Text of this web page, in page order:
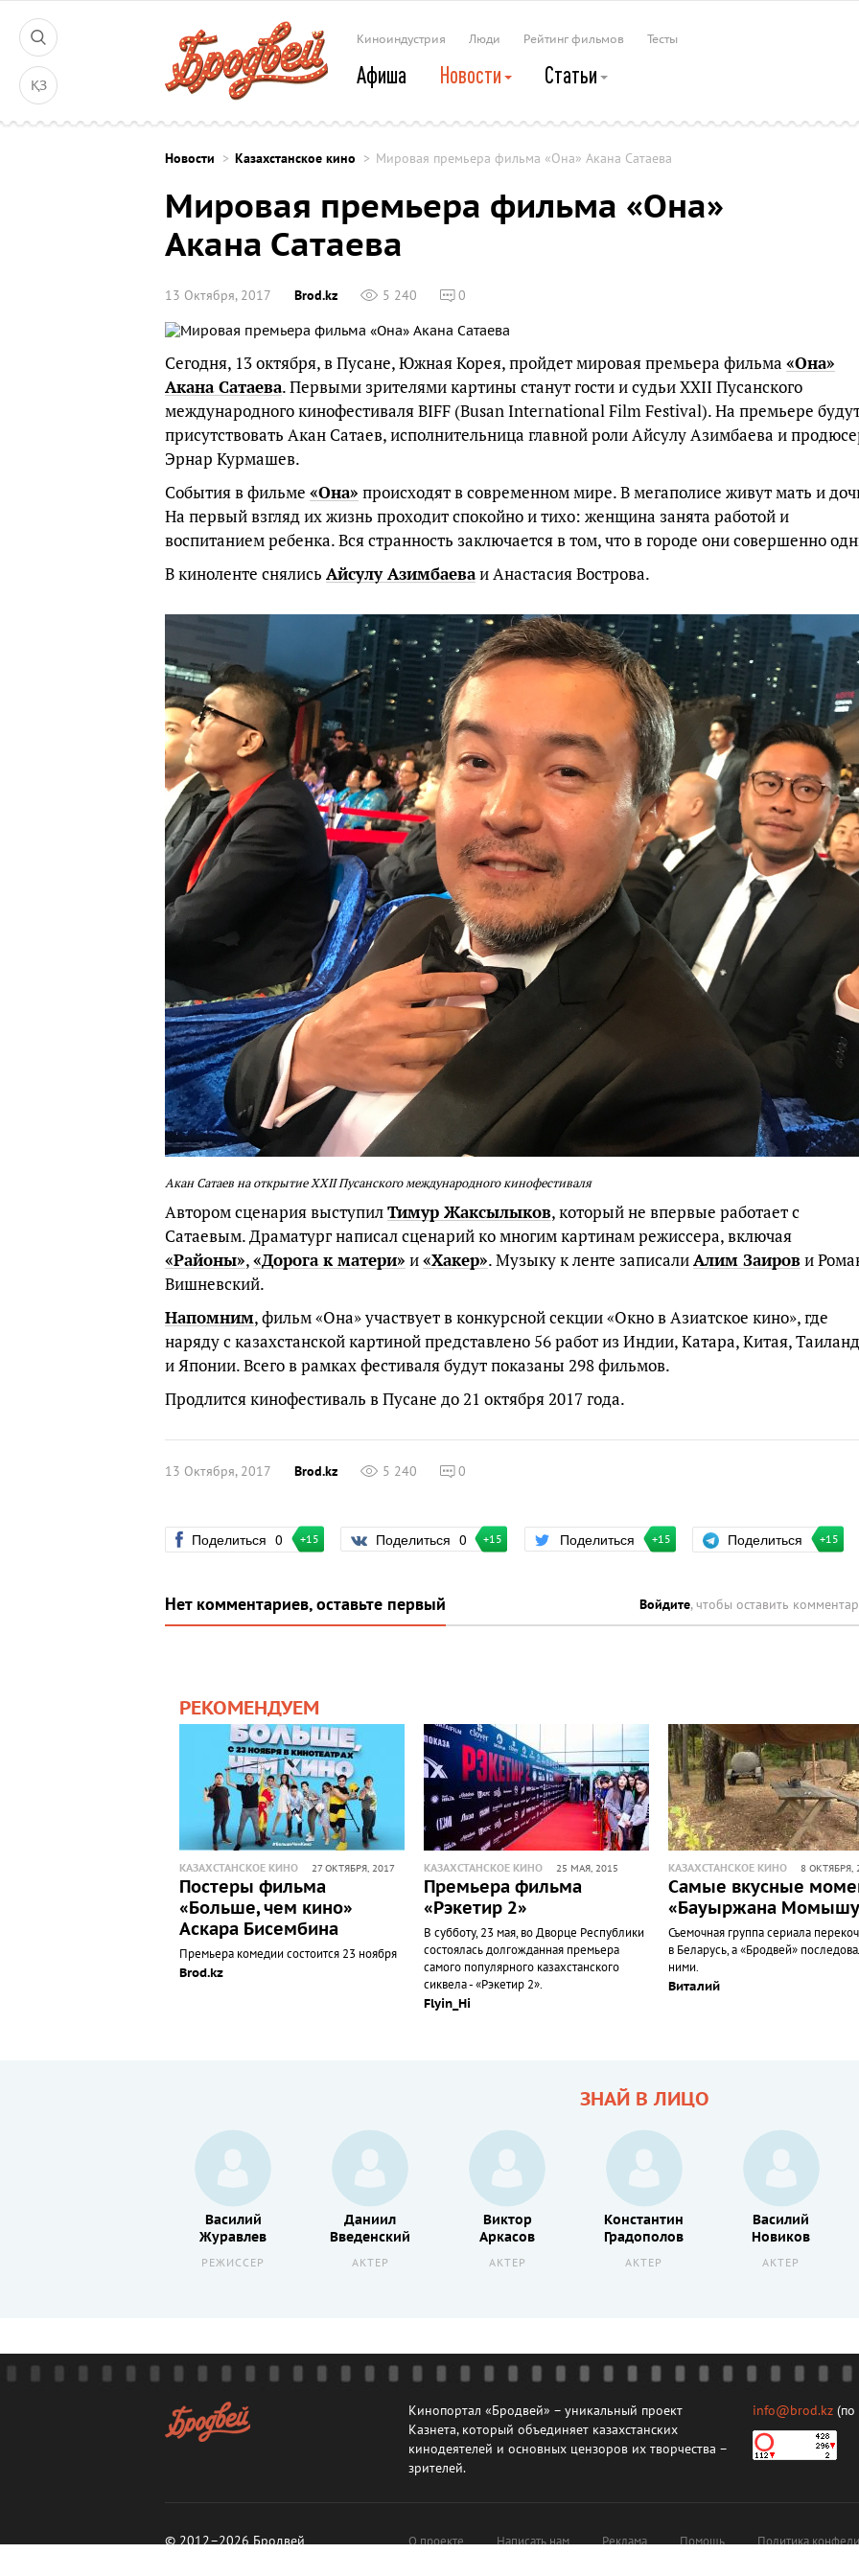
ҚЗ
Киноиндустрия Люди Рейтинг фильмов Тесты
Афиша Новости Статьи
Новости Казахстанское кино Мировая премьера фильма «Она» Акана Сатаева
Мировая премьера фильма «Она»
Акана Сатаева
13 Октября, 2017 Brod.kz 5 240 0
Сегодня, 13 октября, в Пусане, Южная Корея, пройдет мировая премьера фильма «Она»
Акана Сатаева. Первыми зрителями картины станут гости и судьи XXII Пусанского
международного кинофестиваля BIFF (Busan International Film Festival). На премьере
присутствовать Акан Сатаев, исполнительница главной роли Айсулу Азимбаева и
Эрнар Курмашев.
События в фильме «Она» происходят в современном мире. В мегаполисе живут мать и
На первый взгляд их жизнь проходит спокойно и тихо: женщина занята работой и
воспитанием ребенка. Вся странность заключается в том, что в городе они совершенно
В киноленте снялись Айсулу Азимбаеваи Анастасия Вострова.
Акан Сатаев на открытие XXII Пусанского международного кинофестиваля
Автором сценария выступилТимур Жаксылыков, который не впервые работает с
Сатаевым. Драматург написал сценарий ко многим картинам режиссера, включая
«Районы»,«Дорога к матери» и«Хакер». Музыку к ленте записалиАлим Заирови
Вишневский.
Напомним, фильм «Она» участвует в конкурсной секции «Окно в Азиатское кино», где
наряду с казахстанской картиной представлено 56 работ из Индии, Катара, Китая,
и Японии. Всего в рамках фестиваля будут показаны 298 фильмов.
Продлится кинофестиваль в Пусане до 21 октября 2017 года.
13 Октября, 2017 Brod.kz 5 240 0
Поделиться 0 +15 Поделиться 0 +15 Поделиться +15 Поделиться +15
Нет комментариев, оставьте первый Войдите, чтобы оставить
РЕКОМЕНДУЕМ
КАЗАХСТАНСКОЕ КИНО 27 ОКТЯБРЯ, 2017
Постеры фильма
«Больше, чем кино»
Аскара Бисембина
Премьера комедии состоится 23 ноября
Brod.kz
КАЗАХСТАНСКОЕ КИНО 25 МАЯ, 2015
Премьера фильма
«Рэкетир 2»
В субботу, 23 мая, во Дворце Республики
состоялась долгожданная премьера
самого популярного казахстанского
сиквела - «Рэкетир 2».
Flyin_Hi
КАЗАХСТАНСКОЕ КИНО 8 ОКТЯБРЯ,
Самые вкусные
«Бауыржана
Съемочная группа сериала
в Беларусь, а «Бродвей»
ними.
Виталий
ЗНАЙ В ЛИЦО
Василий
Журавлев
РЕЖИССЕР
Даниил
Введенский
АКТЕР
Виктор
Аркасов
АКТЕР
Константин
Градополов
АКТЕР
Василий
Новиков
АКТЕР
Кинопортал «Бродвей» – уникальный проект
Казнета, который объединяет казахстанских
кинодеятелей и основных цензоров их творчества –
зрителей.
info@brod.kz (по
© 2012–2026 Бродвей О проекте Написать нам Реклама Помощь Политика